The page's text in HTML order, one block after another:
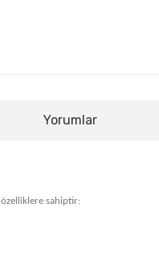
Yorumlar
özelliklere sahiptir: